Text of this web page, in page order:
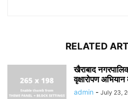
RELATED
खैराबाद
वृक्षारोपण
admin - July 23,